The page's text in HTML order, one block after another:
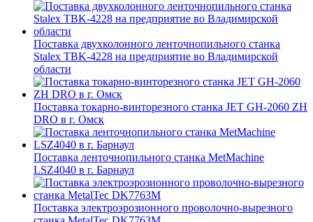
Поставка двухколонного ленточнопильного станка
Stalex TBK-4228 на предприятие во Владимирской
области
Поставка токарно-винторезного станка JET GH-2060 ZH
DRO в г. Омск
Поставка ленточнопильного станка MetMachine
LSZ4040 в г. Барнаул
Поставка электроэрозионного проволочно-вырезного